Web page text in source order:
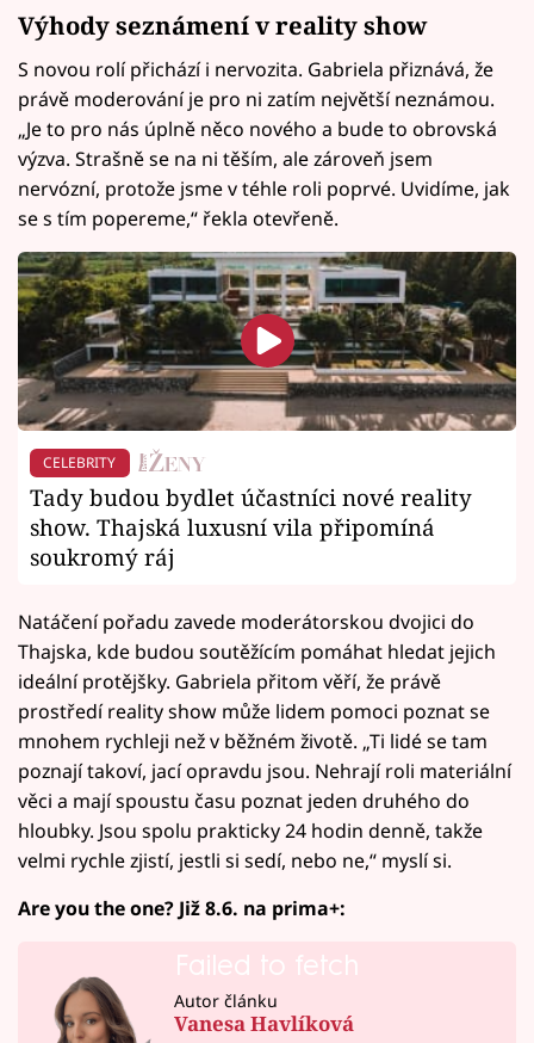
Výhody seznámení v reality show
S novou rolí přichází i nervozita. Gabriela přiznává, že
právě moderování je pro ni zatím největší neznámou.
„Je to pro nás úplně něco nového a bude to obrovská
výzva. Strašně se na ni těším, ale zároveň jsem
nervózní, protože jsme v téhle roli poprvé. Uvidíme, jak
se s tím popereme,“ řekla otevřeně.
CELEBRITY
Tady budou bydlet účastníci nové reality
show. Thajská luxusní vila připomíná
soukromý ráj
Natáčení pořadu zavede moderátorskou dvojici do
Thajska, kde budou soutěžícím pomáhat hledat jejich
ideální protějšky. Gabriela přitom věří, že právě
prostředí reality show může lidem pomoci poznat se
mnohem rychleji než v běžném životě. „Ti lidé se tam
poznají takoví, jací opravdu jsou. Nehrají roli materiální
věci a mají spoustu času poznat jeden druhého do
hloubky. Jsou spolu prakticky 24 hodin denně, takže
velmi rychle zjistí, jestli si sedí, nebo ne,“ myslí si.
Are you the one? Již 8.6. na prima+:
Failed to fetch
Autor článku
Vanesa Havlíková